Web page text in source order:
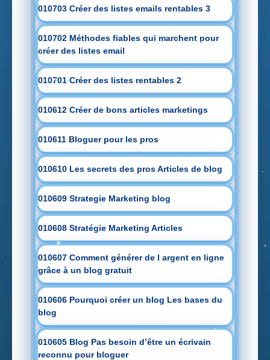
010703 Créer des listes emails rentables 3
010702 Méthodes fiables qui marchent pour
créer des listes email
010701 Créer des listes rentables 2
010612 Créer de bons articles marketings
010611 Bloguer pour les pros
010610 Les secrets des pros Articles de blog
010609 Strategie Marketing blog
010608 Stratégie Marketing Articles
010607 Comment générer de l argent en ligne
grâce à un blog gratuit
010606 Pourquoi créer un blog Les bases du
blog
010605 Blog Pas besoin d’être un écrivain
reconnu pour bloguer